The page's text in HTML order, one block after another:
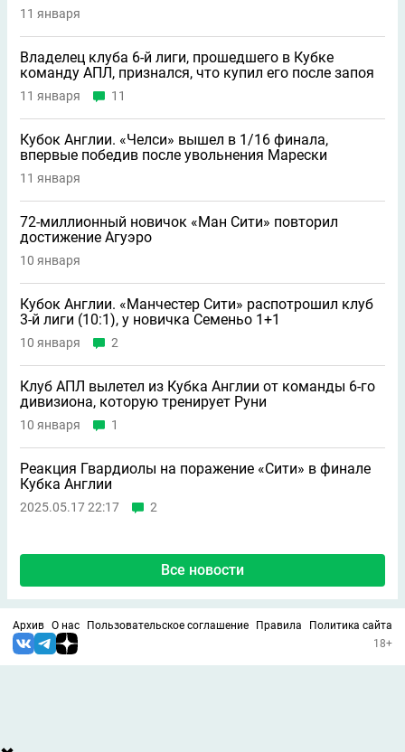
11 января
Владелец клуба 6-й лиги, прошедшего в Кубке
команду АПЛ, признался, что купил его после запоя
11 января 11
Кубок Англии. «Челси» вышел в 1/16 финала,
впервые победив после увольнения Марески
11 января
72-миллионный новичок «Ман Сити» повторил
достижение Агуэро
10 января
Кубок Англии. «Манчестер Сити» распотрошил клуб
3-й лиги (10:1), у новичка Семеньо 1+1
10 января 2
Клуб АПЛ вылетел из Кубка Англии от команды 6-го
дивизиона, которую тренирует Руни
10 января 1
Реакция Гвардиолы на поражение «Сити» в финале
Кубка Англии
2025.05.17 22:17 2
Все новости
Архив О нас Пользовательское соглашение Правила
Политика сайта
18+